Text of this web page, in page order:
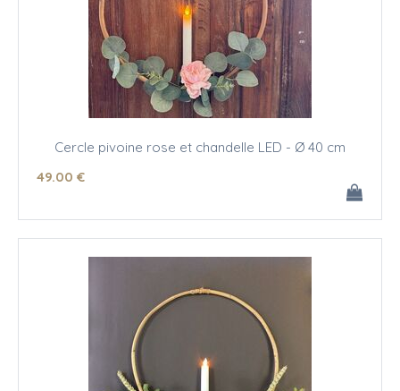
Cercle pivoine rose et chandelle LED - Ø 40 cm
49.00 €